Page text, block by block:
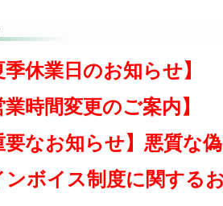
季休業日のお知らせ】
業時間変更のご案内】
要なお知らせ】悪質な
ンボイス制度に関する